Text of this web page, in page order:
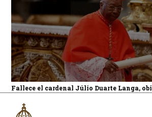
Fallece el cardenal Júlio Duarte Langa,